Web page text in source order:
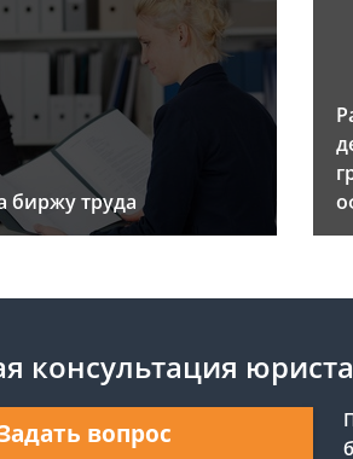
биржу труда
консультация юриста
вопрос